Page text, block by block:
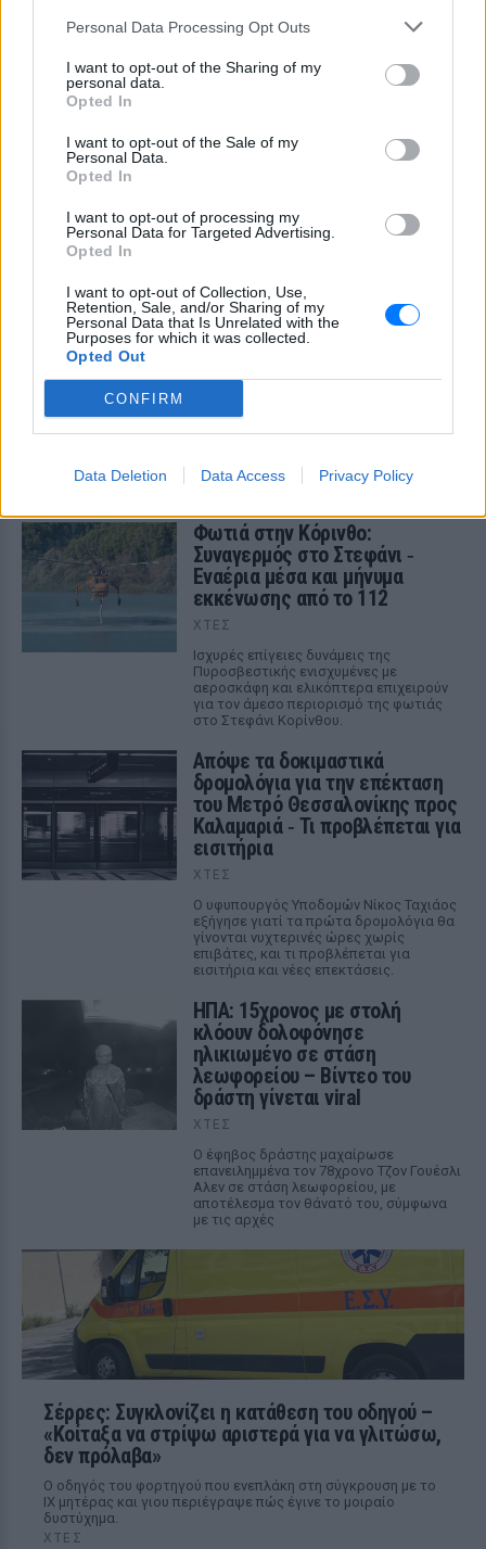
Personal Data Processing Opt Outs
I want to opt-out of the Sharing of my
personal data.
Opted In
I want to opt-out of the Sale of my
Personal Data.
Opted In
I want to opt-out of processing my
Personal Data for Targeted Advertising.
Opted In
I want to opt-out of Collection, Use,
Retention, Sale, and/or Sharing of my
Personal Data that Is Unrelated with the
Purposes for which it was collected.
Opted Out
CONFIRM
Data Deletion Data Access Privacy Policy
Θεσσαλονίκης: Έσπασαν το
τζάμι του οδηγού – «Μην κάνεις
μ@@@», του φώναζαν
λευκό όχημα έχασε τον έλεγχο και
καρφώθηκε πάνω σε κολονάκια.
Αρχεία UFO: Αθόρυβα τριγωνικά σκάφη 152
μέτρων και μεταλλική σφαίρα με ανθρώπινο
σώμα στα νέα αποχαρακτηρισμένα έγγραφα
Η κυβέρνηση Τραμπ δημοσίευσε την 5η παρτίδα
αποχαρακτηρισμένων αρχείων με αναφορές στρατιωτικών
πιλότων, μαρτύρων και αναλύσεων του FBI για ανεξήγητα
ΧΤΕΣ
Φωτιά στην Κόρινθο:
Συναγερμός στο Στεφάνι ‑
Εναέρια μέσα και μήνυμα
εκκένωσης από το 112
ΧΤΕΣ
Ισχυρές επίγειες δυνάμεις της
Πυροσβεστικής ενισχυμένες με
αεροσκάφη και ελικόπτερα επιχειρούν
για τον άμεσο περιορισμό της φωτιάς
στο Στεφάνι Κορίνθου.
Απόψε τα δοκιμαστικά
δρομολόγια για την επέκταση
του Μετρό Θεσσαλονίκης προς
Καλαμαριά ‑ Τι προβλέπεται για
εισιτήρια
ΧΤΕΣ
Ο υφυπουργός Υποδομών Νίκος Ταχιάος
εξήγησε γιατί τα πρώτα δρομολόγια θα
γίνονται νυχτερινές ώρες χωρίς
επιβάτες, και τι προβλέπεται για
εισιτήρια και νέες επεκτάσεις.
ΗΠΑ: 15χρονος με στολή
κλόουν δολοφόνησε
ηλικιωμένο σε στάση
λεωφορείου – Βίντεο του
δράστη γίνεται viral
ΧΤΕΣ
Ο έφηβος δράστης μαχαίρωσε
επανειλημμένα τον 78χρονο Τζον Γουέσλι
Αλεν σε στάση λεωφορείου, με
αποτέλεσμα τον θάνατό του, σύμφωνα
με τις αρχές
Σέρρες: Συγκλονίζει η κατάθεση του οδηγού –
«Κοίταξα να στρίψω αριστερά για να γλιτώσω,
δεν πρόλαβα»
Ο οδηγός του φορτηγού που ενεπλάκη στη σύγκρουση με το
ΙΧ μητέρας και γιου περιέγραψε πώς έγινε το μοιραίο
δυστύχημα.
ΧΤΕΣ